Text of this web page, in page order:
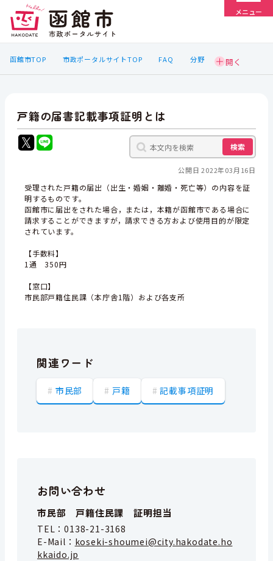
メニュー
函館市TOP 市政ポータルサイトTOP FAQ 分野
戸籍の届書記載事項証明とは
検索
公開日 2022年03月16日
受理された戸籍の届出（出生・婚姻・離婚・死亡等）の内容を証
明するものです。
函館市に届出をされた場合，または，本籍が函館市である場合に
請求することができますが，請求できる方および使用目的が限定
されています。
【手数料】
1通 350円
【窓口】
市民部戸籍住民課（本庁舎1階）および各支所
関連ワード
市民部 戸籍 記載事項証明
お問い合わせ
市民部 戸籍住民課 証明担当
TEL：0138-21-3168
E-Mail： koseki-shoumei@city.hakodate.ho
kkaido.jp